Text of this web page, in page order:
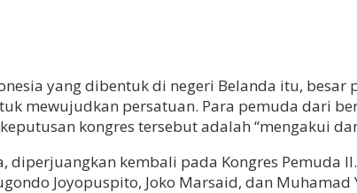
yang dibentuk di negeri Belanda itu,
mewujudkan persatuan. Para pemuda dari
kongres tersebut adaIah “mengakui
kembali pada Kongres Pemuda
Joyopuspito, Joko Marsaid, dan Muhamad